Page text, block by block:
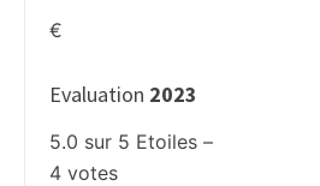
€
Evaluation 2023
5.0 sur 5 Etoiles –
4 votes